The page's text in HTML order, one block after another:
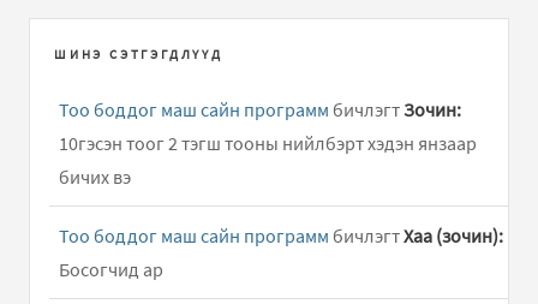
ШИНЭ СЭТГЭГДЛҮҮД
Тоо боддог маш сайн программ бичлэгтЗочин:
10гэсэн тоог 2 тэгш тооны нийлбэрт хэдэн янзаар
бичих вэ
Тоо боддог маш сайн программ бичлэгтХаа (зочин):
Босогчид ар